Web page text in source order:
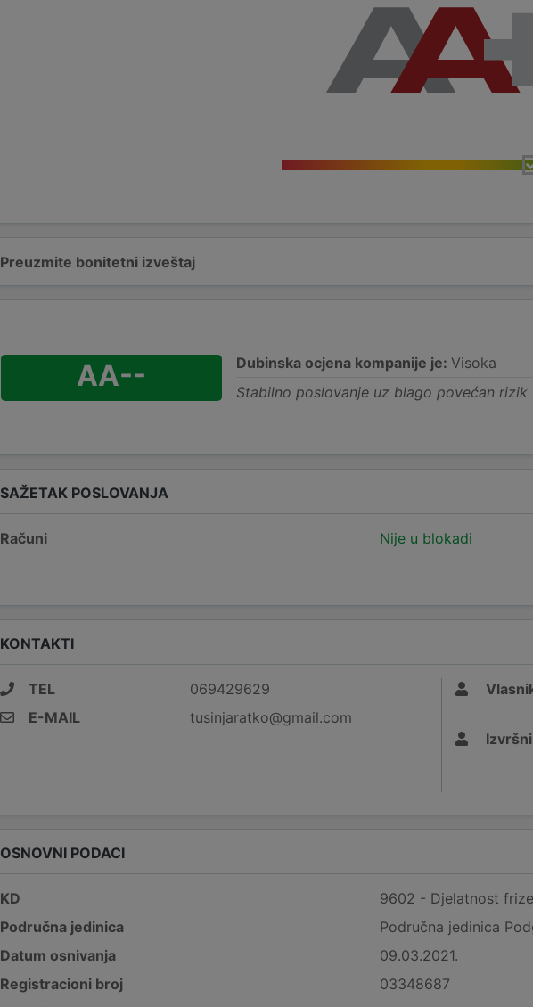
Preuzmite bonitetni izveštaj
AA-- Dubinska ocjena kompanije je: Visoka
Stabilno poslovanje uz blago povećan rizik
SAŽETAK POSLOVANJA
Računi Nije u blokadi
KONTAKTI
TEL
069429629
E-MAIL
tusinjaratko@gmail.com
OSNOVNI PODACI
KD
9602 - Djelatnost
Područna jedinica
Područna jedinica
Datum osnivanja
09.03.2021.
Registracioni broj
03348687